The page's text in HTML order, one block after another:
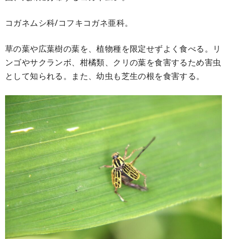
コガネムシ科/コフキコガネ亜科。
草の葉や広葉樹の葉を、植物種を限定せずよく食べる。リ
ンゴやサクランボ、柑橘類、クリの葉を食害するため害虫
として知られる。また、幼虫も芝生の根を食害する。